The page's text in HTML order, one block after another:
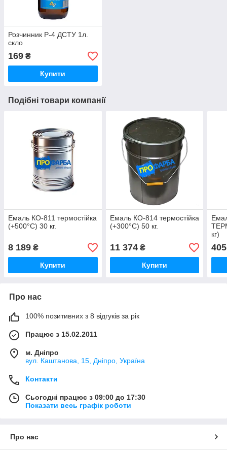
Розчинник Р-4 ДСТУ 1л.
скло
169 ₴
Купити
Подібні товари компанії
Емаль КО-811 термостійка
(+500°С) 30 кг.
8 189 ₴
Купити
Емаль КО-814 термостійка
(+300°С) 50 кг.
11 374₴
Купити
кг)
405
Про нас
100% позитивних з 8 відгуків за рік
Працює з 15.02.2011
м. Дніпро
вул. Каштанова, 15, Дніпро, Україна
Контакти
Сьогодні працює з 09:00 до 17:30
Показати весь графік роботи
Про нас